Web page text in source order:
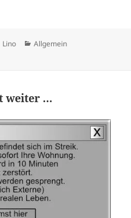
Autor
Lino Kategorien
Allgemein
können jetzt …
weiter …